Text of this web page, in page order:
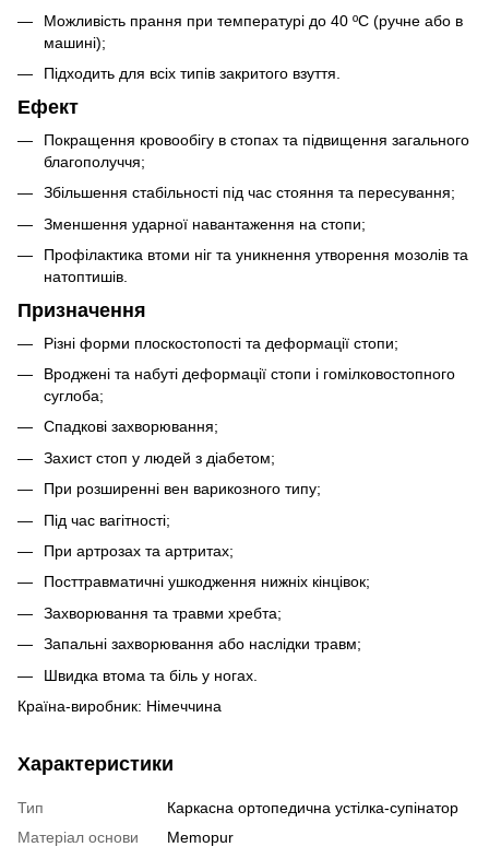
Можливість прання при температурі до 40 ºC (ручне або в
машині);
Підходить для всіх типів закритого взуття.
Ефект
Покращення кровообігу в стопах та підвищення загального
благополуччя;
Збільшення стабільності під час стояння та пересування;
Зменшення ударної навантаження на стопи;
Профілактика втоми ніг та уникнення утворення мозолів та
натоптишів.
Призначення
Різні форми плоскостопості та деформації стопи;
Вроджені та набуті деформації стопи і гомілковостопного
суглоба;
Спадкові захворювання;
Захист стоп у людей з діабетом;
При розширенні вен варикозного типу;
Під час вагітності;
При артрозах та артритах;
Посттравматичні ушкодження нижніх кінцівок;
Захворювання та травми хребта;
Запальні захворювання або наслідки травм;
Швидка втома та біль у ногах.
Країна-виробник: Німеччина
Характеристики
Тип
Каркасна ортопедична устілка-супінатор
Матеріал основи
Memopur